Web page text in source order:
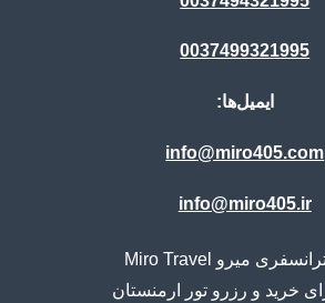
0037499321995
ایمیل‌ها:
info@miro405.com
info@miro405.ir